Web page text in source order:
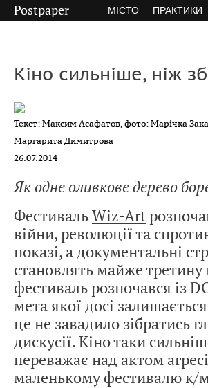
Postpaper МІСТО ПРАКТИКИ
Кіно сильніше, ніж
Текст: Максим Асафатов, фото: Марічка
Маргарита Димитрова
26.07.2014
Як одне оливкове дерево
ФестивальWiz-Art
війни, революції та
показі, а документальні
становлять майже
фестиваль розпочався із
мета якої досі
це не завадило зібратись
дискусії. Кіно таки
переважає над актом
маленькому фестивалю к/